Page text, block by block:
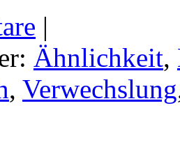
|
Ähnlichkeit,
, Verwechslung